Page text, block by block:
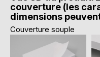
couverture (les
dimensions
Couverture souple